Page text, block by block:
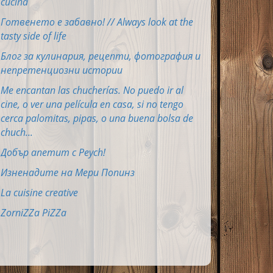
Готвенето е забавно! // Always look at the
tasty side of life
Блог за кулинария, рецепти, фотография и
непретенциозни истории
Me encantan las chucherías. No puedo ir al
cine, o ver una película en casa, si no tengo
cerca palomitas, pipas, o una buena bolsa de
chuch...
Добър апетит с Peych!
Изненадите на Мери Попинз
La cuisine creative
ZorniZZa PiZZa